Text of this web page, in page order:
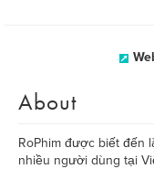
About
RoPhim được biết đến
nhiều người dùng tại